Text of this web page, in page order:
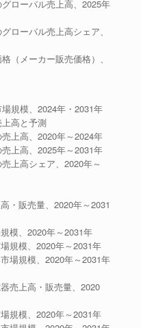
ローバル売上高、2025年
ーバル売上高シェア、
（メーカー販売価格）、
規模、2024年・2031年
高と予測
上高、2020年～2024年
上高、2025年～2031年
上高シェア、2020年～
販売量、2020年～2031
模、2020年～2031年
模、2020年～2031年
規模、2020年～2031年
売上高・販売量、2020
模、2020年～2031年